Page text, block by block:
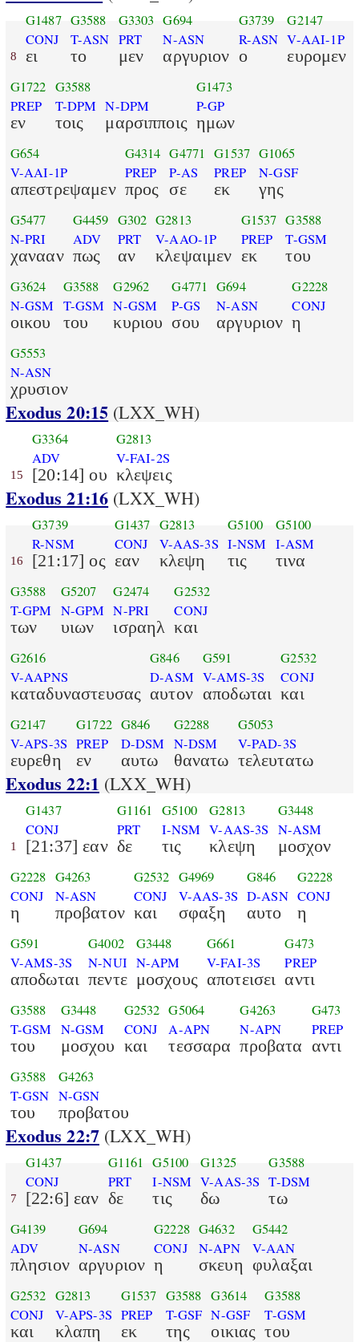
8
G1487
CONJ
ει
G3588
T-ASN
το
G3303
PRT
μεν
G694
N-ASN
αργυριον
G3739
R-ASN
ο
G2147
V-AAI-1P
ευρομεν
G1722
PREP
εν
G3588
T-DPM
τοις
N-DPM
μαρσιπποις
G1473
P-GP
ημων
G654
V-AAI-1P
απεστρεψαμεν
G4314
PREP
προς
G4771
P-AS
σε
G1537
PREP
εκ
G1065
N-GSF
γης
G5477
N-PRI
χανααν
G4459
ADV
πως
G302
PRT
αν
G2813
V-AAO-1P
κλεψαιμεν
G1537
PREP
εκ
G3588
T-GSM
του
G3624
N-GSM
οικου
G3588
T-GSM
του
G2962
N-GSM
κυριου
G4771
P-GS
σου
G694
N-ASN
αργυριον
G2228
CONJ
η
G5553
N-ASN
χρυσιον
Exodus 20:15 (LXX_WH)
15
G3364
ADV
[20:14] ου
G2813
V-FAI-2S
κλεψεις
Exodus 21:16 (LXX_WH)
16
G3739
R-NSM
[21:17] ος
G1437
CONJ
εαν
G2813
V-AAS-3S
κλεψη
G5100
I-NSM
τις
G5100
I-ASM
τινα
G3588
T-GPM
των
G5207
N-GPM
υιων
G2474
N-PRI
ισραηλ
G2532
CONJ
και
G2616
V-AAPNS
καταδυναστευσας
G846
D-ASM
αυτον
G591
V-AMS-3S
αποδωται
G2532
CONJ
και
G2147
V-APS-3S
ευρεθη
G1722
PREP
εν
G846
D-DSM
αυτω
G2288
N-DSM
θανατω
G5053
V-PAD-3S
τελευτατω
Exodus 22:1 (LXX_WH)
1
G1437
CONJ
[21:37] εαν
G1161
PRT
δε
G5100
I-NSM
τις
G2813
V-AAS-3S
κλεψη
G3448
N-ASM
μοσχον
G2228
CONJ
η
G4263
N-ASN
προβατον
G2532
CONJ
και
G4969
V-AAS-3S
σφαξη
G846
D-ASN
αυτο
G2228
CONJ
η
G591
V-AMS-3S
αποδωται
G4002
N-NUI
πεντε
G3448
N-APM
μοσχους
G661
V-FAI-3S
αποτεισει
G473
PREP
αντι
G3588
T-GSM
του
G3448
N-GSM
μοσχου
G2532
CONJ
και
G5064
A-APN
τεσσαρα
G4263
N-APN
προβατα
G473
PREP
αντι
G3588
T-GSN
του
G4263
N-GSN
προβατου
Exodus 22:7 (LXX_WH)
7
G1437
CONJ
[22:6] εαν
G1161
PRT
δε
G5100
I-NSM
τις
G1325
V-AAS-3S
δω
G3588
T-DSM
τω
G4139
ADV
πλησιον
G694
N-ASN
αργυριον
G2228
CONJ
η
G4632
N-APN
σκευη
G5442
V-AAN
φυλαξαι
G2532
CONJ
και
G2813
V-APS-3S
κλαπη
G1537
PREP
εκ
G3588
T-GSF
της
G3614
N-GSF
οικιας
G3588
T-GSM
του